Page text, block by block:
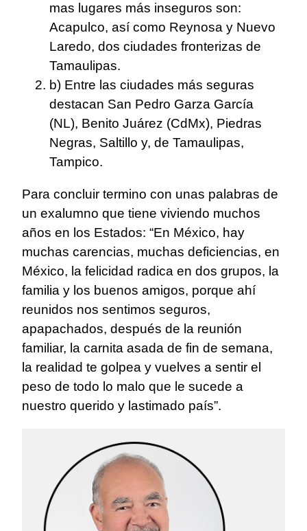
mas lugares más inseguros son:
Acapulco, así como Reynosa y Nuevo
Laredo, dos ciudades fronterizas de
Tamaulipas.
b) Entre las ciudades más seguras
destacan San Pedro Garza García
(NL), Benito Juárez (CdMx), Piedras
Negras, Saltillo y, de Tamaulipas,
Tampico.
Para concluir termino con unas palabras de
un exalumno que tiene viviendo muchos
años en los Estados: “En México, hay
muchas carencias, muchas deficiencias, en
México, la felicidad radica en dos grupos, la
familia y los buenos amigos, porque ahí
reunidos nos sentimos seguros,
apapachados, después de la reunión
familiar, la carnita asada de fin de semana,
la realidad te golpea y vuelves a sentir el
peso de todo lo malo que le sucede a
nuestro querido y lastimado país”.